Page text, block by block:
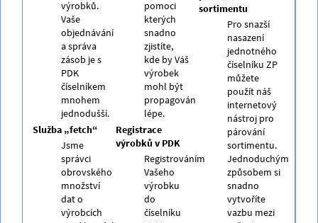
výrobků.
Vaše
objednávání
a správa
zásob je s
PDK
číselníkem
mnohem
jednodušší.
Služba „fetch“
Jsme
správci
obrovského
množství
dat o
výrobcích
pomoci
kterých
snadno
zjistíte,
kde by Váš
výrobek
mohl být
propagován
lépe.
Registrace
výrobků v PDK
Registrováním
Vašeho
výrobku
do
číselníku
sortimentu
Pro snazší
nasazení
jednotného
číselníku ZP
můžete
použít náš
internetový
nástroj pro
párování
sortimentu.
Jednoduchým
způsobem si
snadno
vytvoříte
vazbu mezi